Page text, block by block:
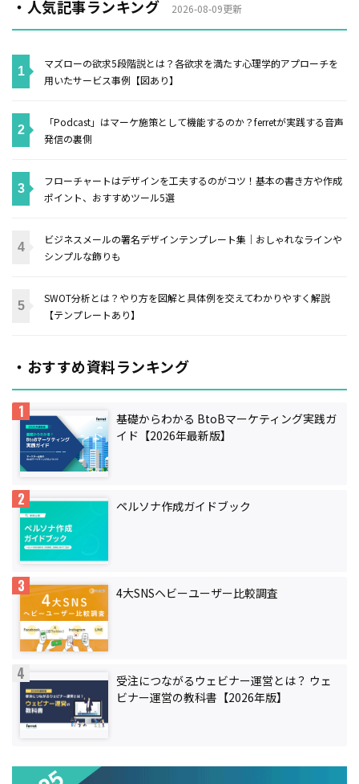
・人気記事ランキング 2026-08-09更新
マズローの欲求5段階説とは？各欲求を満たす心理学的アプローチを
用いたサービス事例【図あり】
「Podcast」はマーケ施策として機能するのか？ferretが実践する音声
発信の裏側
フローチャートはデザインを工夫するのがコツ！基本の書き方や作成
ポイント、おすすめツール5選
ビジネスメールの署名デザインテンプレート集｜おしゃれなラインや
シンプルな飾りも
SWOT分析とは？やり方を図解と具体例を交えてわかりやすく解説
【テンプレートあり】
・おすすめ資料ランキング
基礎からわかる BtoBマーケティング実践ガ
イド【2026年最新版】
ペルソナ作成ガイドブック
4大SNSヘビーユーザー比較調査
受注につながるウェビナー運営とは？ ウェ
ビナー運営の教科書【2026年版】